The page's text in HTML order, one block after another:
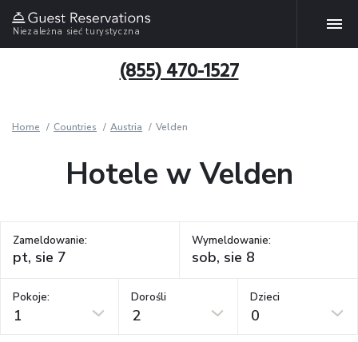
Niezależna sieć turystyczna
(855) 470-1527
Home Countries Austria Velden
Hotele w Velden
Zameldowanie: Wymeldowanie:
Pokoje:
1
Dorośli
2
Dzieci
0